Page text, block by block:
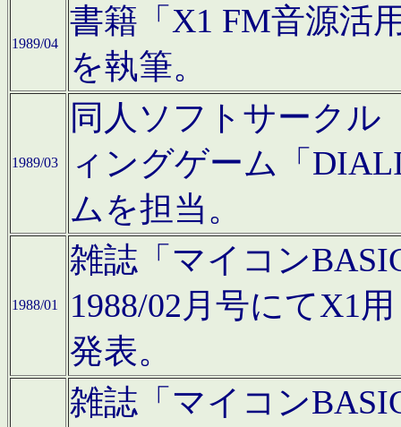
1989/04
書籍「X1 FM音源活
を執筆。
1989/03
同人ソフトサークル
ィングゲーム「
ムを担当。
1988/01
雑誌「マイコン
1988/02月号にてX1
発表。
雑誌「マイコン